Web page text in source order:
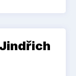
i
se
která mají za
Evropy.